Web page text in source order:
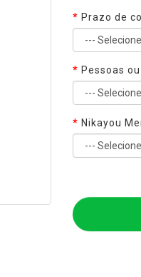
Prazo de
Pessoas
Nikayou